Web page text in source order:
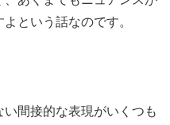
という話なのです。
間接的な表現がいくつも